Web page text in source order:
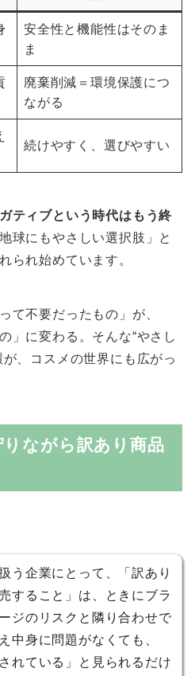
安全性と機能性はそのま
ま
廃棄削減＝環境保護につ
ながる
続けやすく、選びやすい
ティブという時代はもう終
球にもやさしい選択肢」と
られ始めています。
て不要だったもの」が、
」に変わる。そんな“やさし
、コスメの世界にも広がっ
ながら訳あり商品
う企業にとって、「訳あり
すること」は、ときにブラ
ジのリスクと隣り合わせで
中身に問題がなくても、
されている」と見られるだけ